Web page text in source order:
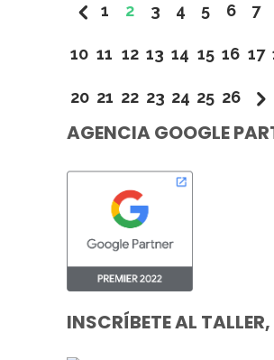
1 2 3 4 5 6 7
10 11 12 13 14 15 16 17
20 21 22 23 24 25 26
AGENCIA GOOGLE
INSCRÍBETE AL